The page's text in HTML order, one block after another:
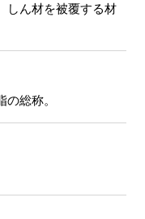
しん材を被覆する材
総称。